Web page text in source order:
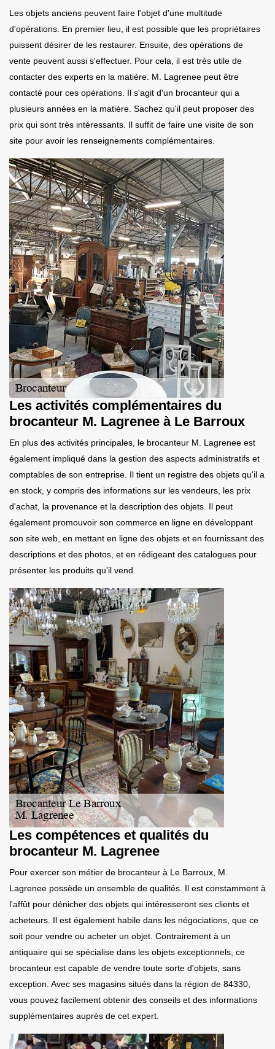
Les objets anciens peuvent faire l'objet d'une multitude
d'opérations. En premier lieu, il est possible que les propriétaires
puissent désirer de les restaurer. Ensuite, des opérations de
vente peuvent aussi s'effectuer. Pour cela, il est très utile de
contacter des experts en la matière. M. Lagrenee peut être
contacté pour ces opérations. Il s'agit d'un brocanteur qui a
plusieurs années en la matière. Sachez qu'il peut proposer des
prix qui sont très intéressants. Il suffit de faire une visite de son
site pour avoir les renseignements complémentaires.
Les activités complémentaires du
brocanteur M. Lagrenee à Le Barroux
En plus des activités principales, le brocanteur M. Lagrenee est
également impliqué dans la gestion des aspects administratifs et
comptables de son entreprise. Il tient un registre des objets qu'il a
en stock, y compris des informations sur les vendeurs, les prix
d'achat, la provenance et la description des objets. Il peut
également promouvoir son commerce en ligne en développant
son site web, en mettant en ligne des objets et en fournissant des
descriptions et des photos, et en rédigeant des catalogues pour
présenter les produits qu'il vend.
Les compétences et qualités du
brocanteur M. Lagrenee
Pour exercer son métier de brocanteur à Le Barroux, M.
Lagrenee possède un ensemble de qualités. Il est constamment à
l'affût pour dénicher des objets qui intéresseront ses clients et
acheteurs. Il est également habile dans les négociations, que ce
soit pour vendre ou acheter un objet. Contrairement à un
antiquaire qui se spécialise dans les objets exceptionnels, ce
brocanteur est capable de vendre toute sorte d'objets, sans
exception. Avec ses magasins situés dans la région de 84330,
vous pouvez facilement obtenir des conseils et des informations
supplémentaires auprès de cet expert.